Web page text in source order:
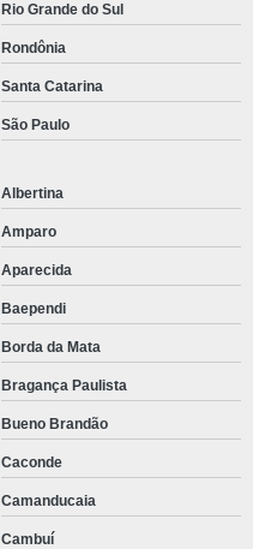
Rio Grande do Sul
Rondônia
Santa Catarina
São Paulo
Albertina
Amparo
Aparecida
Baependi
Borda da Mata
Bragança Paulista
Bueno Brandão
Caconde
Camanducaia
Cambuí